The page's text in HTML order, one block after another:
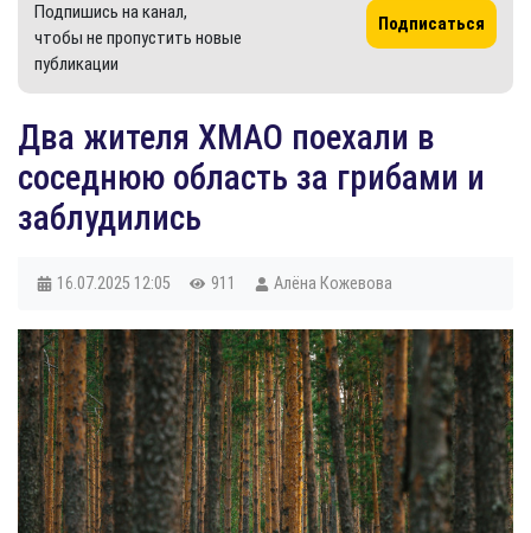
Подпишись на канал,
чтобы не пропустить новые
публикации
Подписаться
Два жителя ХМАО поехали в
соседнюю область за грибами и
заблудились
16.07.2025 12:05 911 Алёна Кожевова